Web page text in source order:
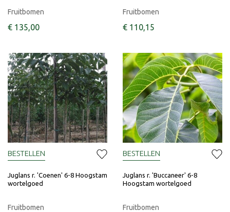
Fruitbomen
€ 135,00
Fruitbomen
€ 110,15
Juglans r. 'Coenen' 6-8 Hoogstam
wortelgoed
Fruitbomen
BESTELLEN
Juglans r. 'Buccaneer' 6-8
Hoogstam wortelgoed
Fruitbomen
BESTELLEN